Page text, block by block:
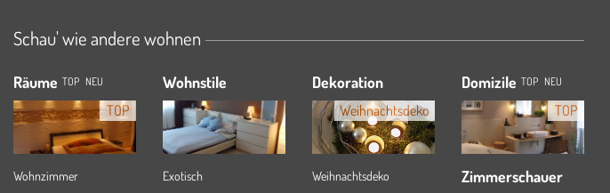
Schau' wie andere wohnen
Räume TOP NEU
TOP
Wohnzimmer
Wohnstile
Exotisch
Dekoration
Weihnachtsdeko
Weihnachtsdeko
Domizile TOP NEU
TOP
Zimmerschauer